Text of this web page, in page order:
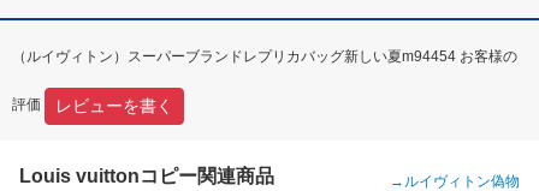
（ルイヴィトン）スーパーブランドレプリカバッグ新しい夏m94454 お客様の
評価 レビューを書く
Louis vuittonコピー関連商品 → ルイヴィトン偽物